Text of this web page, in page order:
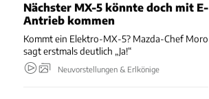
Nächster MX-5 könnte doch mit E-
Antrieb kommen
Kommt ein Elektro-MX-5? Mazda-Chef Moro
sagt erstmals deutlich „Ja!“
Neuvorstellungen & Erlkönige